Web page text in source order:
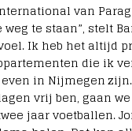
van
te staan”, stelt
Ik heb het altijd
die ik
in Nijmegen
vrij ben, gaan
jaar voetballen.